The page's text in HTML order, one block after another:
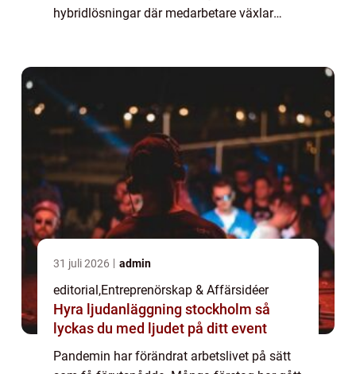
hybridlösningar där medarbetare växlar
31 juli 2026 admin
editorial,Entreprenörskap & Affärsidéer
Hyra ljudanläggning stockholm så
lyckas du med ljudet på ditt event
Pandemin har förändrat arbetslivet på sätt